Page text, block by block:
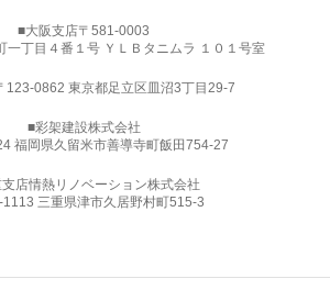
■大阪支店〒581-0003
一丁目４番１号 ＹＬＢタニムラ １０１号室
123-0862 東京都足立区皿沼3丁目29-7
■彩架建設株式会社
福岡県久留米市善導寺町飯田754-27
店情熱リノベーション株式会社
1113 三重県津市久居野村町515-3